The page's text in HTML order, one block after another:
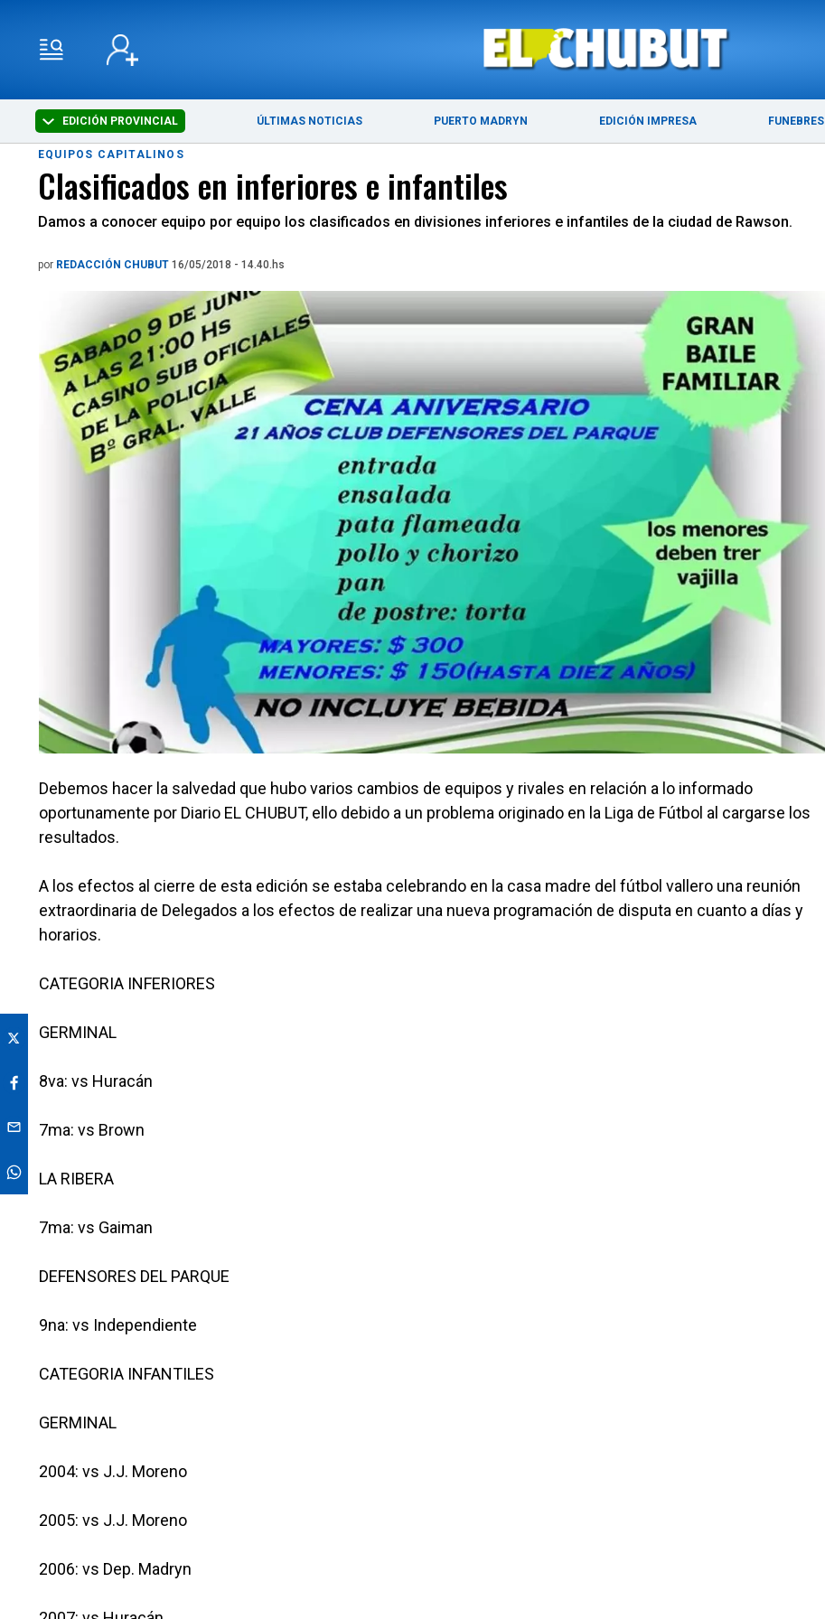
EDICIÓN PROVINCIAL ÚLTIMAS NOTICIAS PUERTO MADRYN EDICIÓN IMPRESA FUNEBRES
ÚLTIMAS NOTICIAS PUERTO MADRYN
EQUIPOS CAPITALINOS
Clasificados en inferiores e infantiles
Damos a conocer equipo por equipo los clasificados en divisiones inferiores e infantiles de la ciudad de Rawson.
por REDACCIÓN CHUBUT 16/05/2018 - 14.40.hs
Debemos hacer la salvedad que hubo varios cambios de equipos y rivales en relación a lo informado
oportunamente por Diario EL CHUBUT, ello debido a un problema originado en la Liga de Fútbol al cargarse los
resultados.
A los efectos al cierre de esta edición se estaba celebrando en la casa madre del fútbol vallero una reunión
extraordinaria de Delegados a los efectos de realizar una nueva programación de disputa en cuanto a días y
horarios.
CATEGORIA INFERIORES
GERMINAL
8va: vs Huracán
7ma: vs Brown
LA RIBERA
7ma: vs Gaiman
DEFENSORES DEL PARQUE
9na: vs Independiente
CATEGORIA INFANTILES
GERMINAL
2004: vs J.J. Moreno
2005: vs J.J. Moreno
2006: vs Dep. Madryn